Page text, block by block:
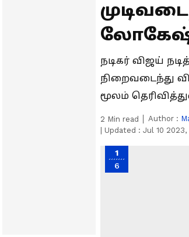
லோகேஷ்
நடிகர் விஜய்
நிறைவடைந்து
மூலம்
2 Min read Author :
Updated : Jul 10
1
6